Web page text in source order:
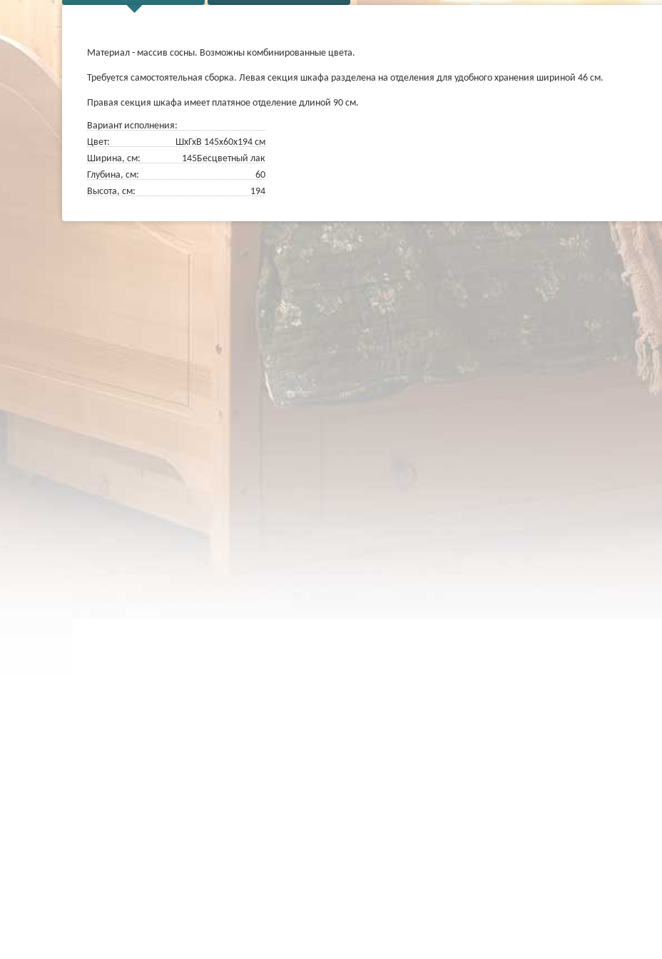
Материал - массив сосны. Возможны комбинированные цвета.
Требуется самостоятельная сборка. Левая секция шкафа разделена на отделения для удобного хранения шириной 46 см.
Правая секция шкафа имеет платяное отделение длиной 90 см.
Вариант исполнения:
ШхГхВ 145х60х194 см
Цвет:
Бесцветный лак
Ширина, см:
145
Глубина, см:
60
Высота, см:
194